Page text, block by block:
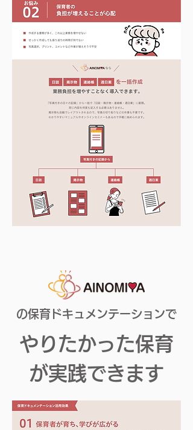
の保育ドキュメンテーションで
やりたかった保育
が実践できます